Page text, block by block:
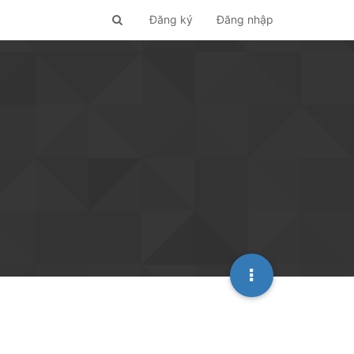
Đăng ký Đăng nhập